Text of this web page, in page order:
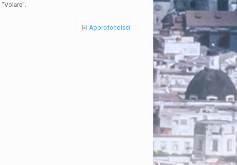
"Volare".
Approfondisci